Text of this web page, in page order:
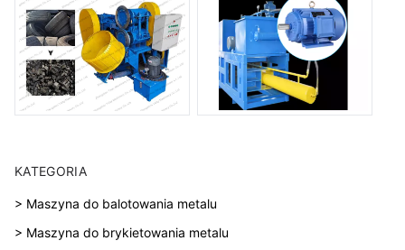
KATEGORIA
> Maszyna do balotowania metalu
> Maszyna do brykietowania metalu